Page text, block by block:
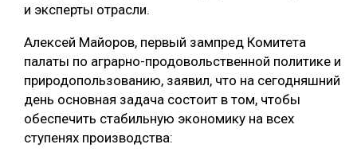
БЕЗОПАСНОЕ ПРОИЗВОДСТВО
СОРТИРОВКА ДРЕВЕСИНЫ
СУШКА ДРЕВЕСИНЫ
и эксперты отрасли.
Алексей Майоров, первый зампред Комитета
палаты по аграрно-продовольственной политике и
природопользованию, заявил, что на сегодняшний
день основная задача состоит в том, чтобы
обеспечить стабильную экономику на всех
ступенях производства: